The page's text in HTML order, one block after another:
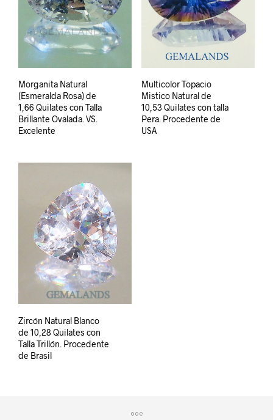
Morganita Natural
(Esmeralda Rosa) de
1,66 Quilates con Talla
Brillante Ovalada. VS.
Excelente
Multicolor Topacio
Mistico Natural de
10,53 Quilates con talla
Pera. Procedente de
USA
Zircón Natural Blanco
de 10,28 Quilates con
Talla Trillón. Procedente
de Brasil